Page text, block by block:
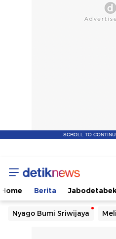
SCROLL TO
Home Berita
Nyago Bumi Sriwijaya